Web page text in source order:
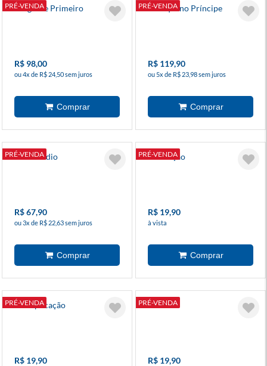
PRÉ-VENDA
Pergunte Primeiro
R$ 98,00
ou 4x de R$ 24,50 sem juros
PRÉ-VENDA
O Pequeno Príncipe
R$ 119,90
ou 5x de R$ 23,98 sem juros
PRÉ-VENDA
Meu Prédio
R$ 67,90
ou 3x de R$ 22,63 sem juros
PRÉ-VENDA
Subtração
R$ 19,90
à vista
PRÉ-VENDA
Multiplicação
R$ 19,90
PRÉ-VENDA
Divisão
R$ 19,90